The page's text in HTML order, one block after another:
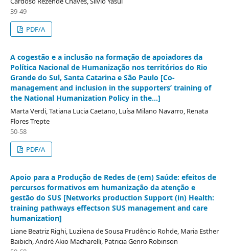
39-49
PDF/A
A cogestão e a inclusão na formação de apoiadores da
Política Nacional de Humanização nos territórios do Rio
Grande do Sul, Santa Catarina e São Paulo [Co-
management and inclusion in the supporters’ training of
the National Humanization Policy in the...]
Marta Verdi, Tatiana Lucia Caetano, Luísa Milano Navarro, Renata
Flores Trepte
50-58
PDF/A
Apoio para a Produção de Redes de (em) Saúde: efeitos de
percursos formativos em humanização da atenção e
gestão do SUS [Networks production Support (in) Health:
training pathways effectson SUS management and care
humanization]
Liane Beatriz Righi, Luzilena de Sousa Prudêncio Rohde, Maria Esther
Baibich, André Akio Macharelli, Patricia Genro Robinson